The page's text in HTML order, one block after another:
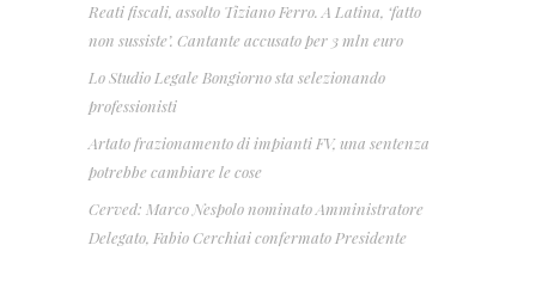
Reati fiscali, assolto Tiziano Ferro. A Latina, ‘fatto
non sussiste’. Cantante accusato per 3 mln euro
Lo Studio Legale Bongiorno sta selezionando
professionisti
Artato frazionamento di impianti FV, una sentenza
potrebbe cambiare le cose
Cerved: Marco Nespolo nominato Amministratore
Delegato, Fabio Cerchiai confermato Presidente